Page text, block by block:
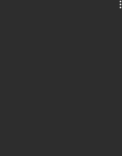
Ley 439 - Código Procesal Civil